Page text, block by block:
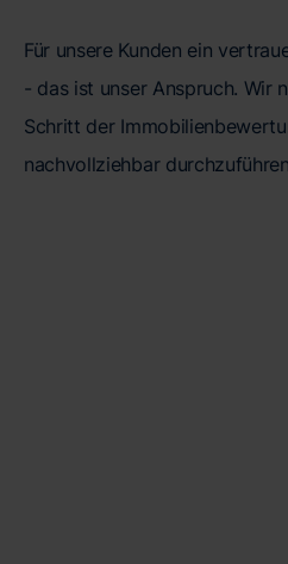
Für unsere Kunden ein
- das ist unser Anspruch. Wir
Schritt der
nachvollziehbar